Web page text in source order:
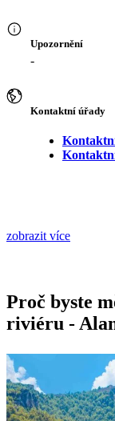
Upozornění
-
Kontaktní úřady
zobrazit více
Proč byste
riviéru -